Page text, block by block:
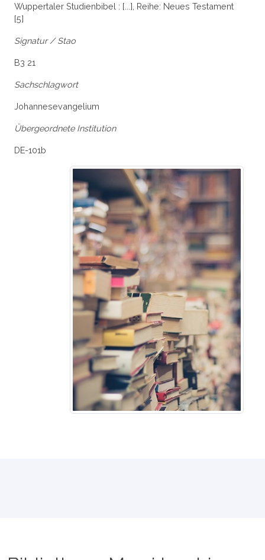
Wuppertaler Studienbibel : [...], Reihe: Neues Testament
[5]
Signatur / Stao
B3 21
Sachschlagwort
Johannesevangelium
Übergeordnete Institution
DE-101b